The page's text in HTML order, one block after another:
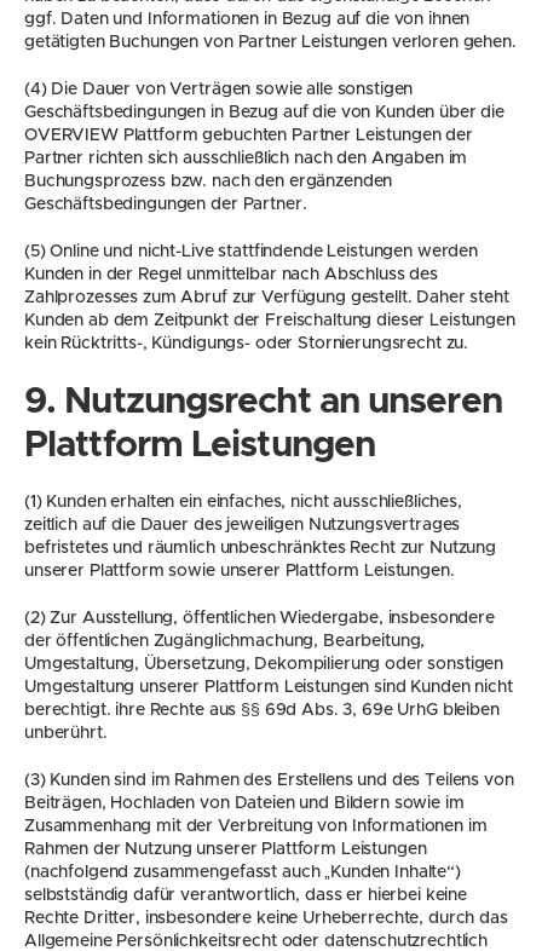
ggf. Daten und Informationen in Bezug auf die von ihnen
getätigten Buchungen von Partner Leistungen verloren gehen.
(4) Die Dauer von Verträgen sowie alle sonstigen
Geschäftsbedingungen in Bezug auf die von Kunden über die
OVERVIEW Plattform gebuchten Partner Leistungen der
Partner richten sich ausschließlich nach den Angaben im
Buchungsprozess bzw. nach den ergänzenden
Geschäftsbedingungen der Partner.
(5) Online und nicht-Live stattfindende Leistungen werden
Kunden in der Regel unmittelbar nach Abschluss des
Zahlprozesses zum Abruf zur Verfügung gestellt. Daher steht
Kunden ab dem Zeitpunkt der Freischaltung dieser Leistungen
kein Rücktritts-, Kündigungs- oder Stornierungsrecht zu.
9. Nutzungsrecht an unseren
Plattform Leistungen
(1) Kunden erhalten ein einfaches, nicht ausschließliches,
zeitlich auf die Dauer des jeweiligen Nutzungsvertrages
befristetes und räumlich unbeschränktes Recht zur Nutzung
unserer Plattform sowie unserer Plattform Leistungen.
(2) Zur Ausstellung, öffentlichen Wiedergabe, insbesondere
der öffentlichen Zugänglichmachung, Bearbeitung,
Umgestaltung, Übersetzung, Dekompilierung oder sonstigen
Umgestaltung unserer Plattform Leistungen sind Kunden nicht
berechtigt. ihre Rechte aus §§ 69d Abs. 3, 69e UrhG bleiben
unberührt.
(3) Kunden sind im Rahmen des Erstellens und des Teilens von
Beiträgen, Hochladen von Dateien und Bildern sowie im
Zusammenhang mit der Verbreitung von Informationen im
Rahmen der Nutzung unserer Plattform Leistungen
(nachfolgend zusammengefasst auch „Kunden Inhalte“)
selbstständig dafür verantwortlich, dass er hierbei keine
Rechte Dritter, insbesondere keine Urheberrechte, durch das
Allgemeine Persönlichkeitsrecht oder datenschutzrechtlich